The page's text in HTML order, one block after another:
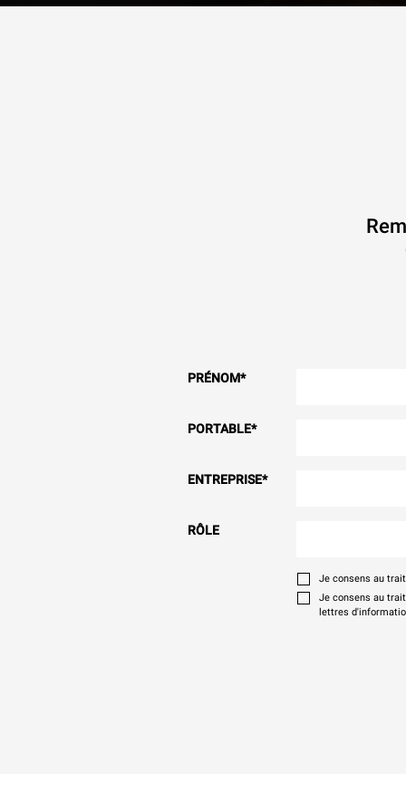
PRÉNOM*
PORTABLE*
ENTREPRISE*
RÔLE
Je consens au
Je consens au
lettres